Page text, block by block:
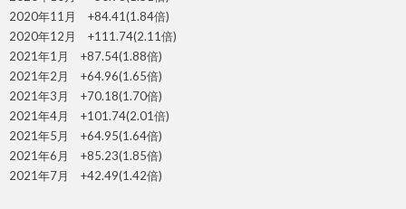
2020年11月 +84.41(1.84倍)
2020年12月 +111.74(2.11倍)
2021年1月 +87.54(1.88倍)
2021年2月 +64.96(1.65倍)
2021年3月 +70.18(1.70倍)
2021年4月 +101.74(2.01倍)
2021年5月 +64.95(1.64倍)
2021年6月 +85.23(1.85倍)
2021年7月 +42.49(1.42倍)